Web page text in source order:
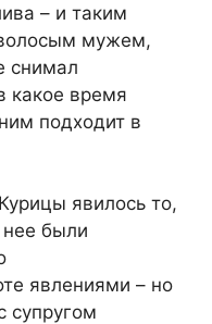
– и таким
мужем,
снимал
какое время
подходит в
явилось то,
были
явлениями – но
супругом